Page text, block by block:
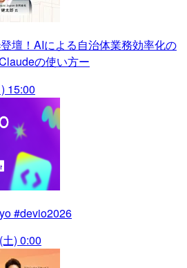
壇！AIによる自治体業務効率化の
の使い方ー
15:00
#devio2026
) 0:00